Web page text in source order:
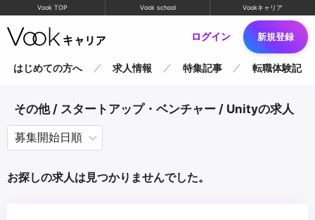
Vook TOP Vook school Vookキャリア
ログイン 新規登録
はじめての方へ 求人情報 特集記事 転職体験記
その他 / スタートアップ・ベンチャー / Unityの求人
お探しの求人は見つかりませんでした。